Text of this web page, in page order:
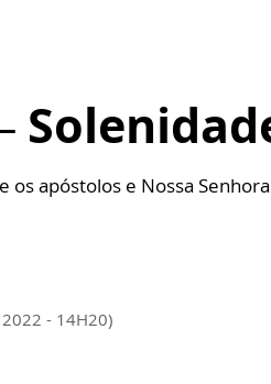
os apóstolos e Nossa Senhora
- 14H20)